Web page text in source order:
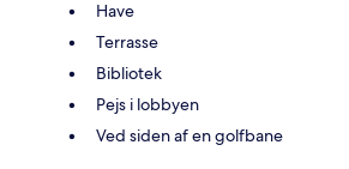
Have
Terrasse
Bibliotek
Pejs i lobbyen
Ved siden af en golfbane